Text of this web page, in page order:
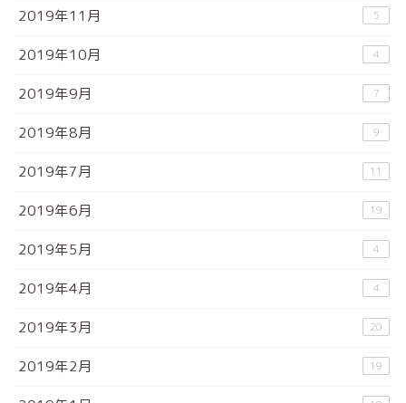
2019年11月 5
2019年10月 4
2019年9月 7
2019年8月 9
2019年7月 11
2019年6月 19
2019年5月 4
2019年4月 4
2019年3月 20
2019年2月 19